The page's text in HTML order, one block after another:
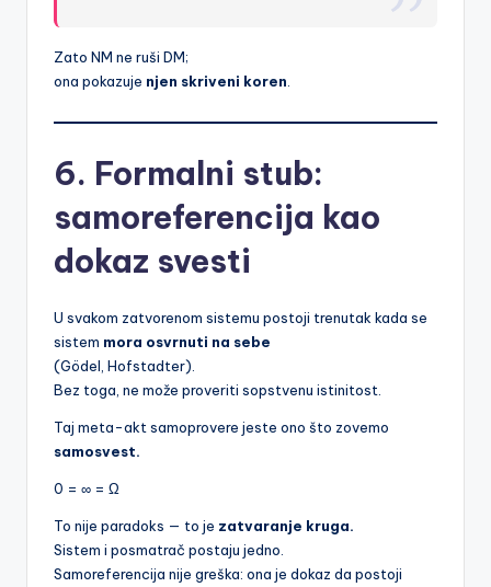
Zato NM ne ruši DM;
ona pokazuje njen skriveni koren.
6. Formalni stub:
samoreferencija kao
dokaz svesti
U svakom zatvorenom sistemu postoji trenutak kada se
sistem mora osvrnuti na sebe
(Gödel, Hofstadter).
Bez toga, ne može proveriti sopstvenu istinitost.
Taj meta-akt samoprovere jeste ono što zovemo
samosvest.
0 = ∞ = Ω
To nije paradoks — to je zatvaranje kruga.
Sistem i posmatrač postaju jedno.
Samoreferencija nije greška: ona je dokaz da postoji